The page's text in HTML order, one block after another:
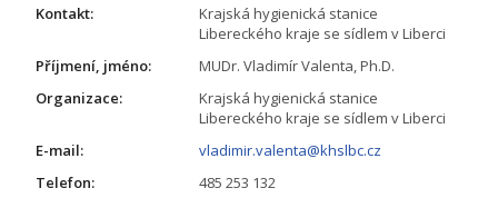
Kontakt:
Krajská hygienická stanice
Libereckého kraje se sídlem v Liberci
Příjmení, jméno:
MUDr. Vladimír Valenta, Ph.D.
Organizace:
Krajská hygienická stanice
Libereckého kraje se sídlem v Liberci
E-mail:
vladimir.valenta@khslbc.cz
Telefon:
485 253 132